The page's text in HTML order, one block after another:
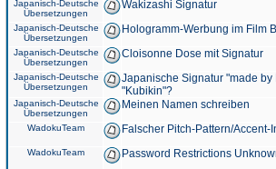
Japanisch-Deutsche
Übersetzungen
Wakizashi Signatur
Japanisch-Deutsche
Übersetzungen
Hologramm-Werbung im Film
Japanisch-Deutsche
Übersetzungen
Cloisonne Dose mit Signatur
Japanisch-Deutsche
Übersetzungen
Japanische Signatur "made
"Kubikin"?
Japanisch-Deutsche
Übersetzungen
Meinen Namen schreiben
WadokuTeam Falscher Pitch-Pattern/
WadokuTeam Password Restrictions